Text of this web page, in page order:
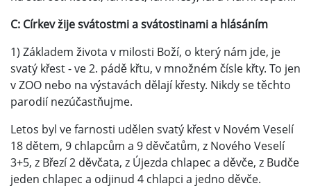
C: Církev žije svátostmi a svátostinami a hlásáním
1) Základem života v milosti Boží, o který nám jde, je
svatý křest - ve 2. pádě křtu, v množném čísle křty. To jen
v ZOO nebo na výstavách dělají křesty. Nikdy se těchto
parodií nezúčastňujme.
Letos byl ve farnosti udělen svatý křest v Novém Veselí
18 dětem, 9 chlapcům a 9 děvčatům, z Nového Veselí
3+5, z Březí 2 děvčata, z Újezda chlapec a děvče, z Budče
jeden chlapec a odjinud 4 chlapci a jedno děvče.